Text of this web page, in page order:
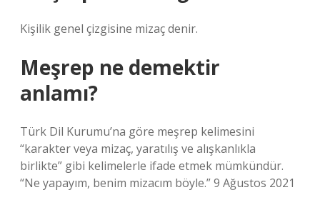
Kişilik genel çizgisine mizaç denir.
Meşrep ne demektir
anlamı?
Türk Dil Kurumu’na göre meşrep kelimesini
“karakter veya mizaç, yaratılış ve alışkanlıkla
birlikte” gibi kelimelerle ifade etmek mümkündür.
“Ne yapayım, benim mizacım böyle.” 9 Ağustos 2021